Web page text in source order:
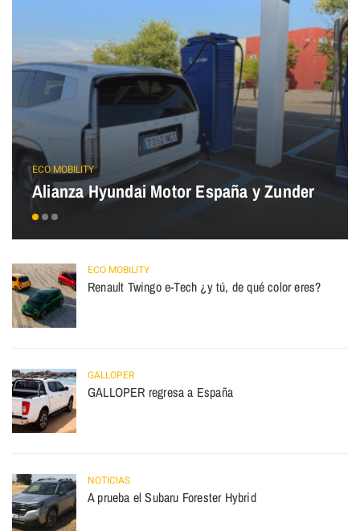
ECO MOBILITY
Alianza Hyundai Motor España y Zunder
ECO MOBILITY
Renault Twingo e-Tech ¿y tú, de qué color eres?
GALLOPER
GALLOPER regresa a España
NOTICIAS
A prueba el Subaru Forester Hybrid